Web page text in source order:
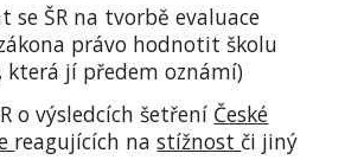
se ŠR na tvorbě evaluace
právo hodnotit školu
jí předem oznámí)
o výsledcích šetření České
reagujících nastížnost či jiný